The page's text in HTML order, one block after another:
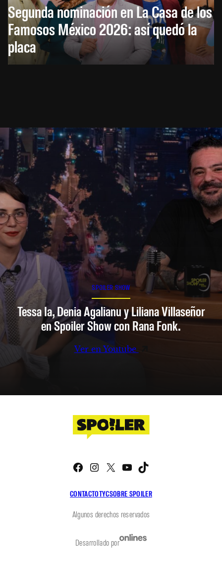
Segunda nominación en La Casa de los
Famosos México 2026: así quedó la
placa
SPOILER SHOW
Tessa Ia, Denia Agalianu y Liliana Villaseñor
en Spoiler Show con Rana Fonk.
Ver en Youtube
CONTACTOTYCSOBRE SPOILER
Facebook
Instagram
X YouTube
Algunos derechos reservados
Desarrollado por